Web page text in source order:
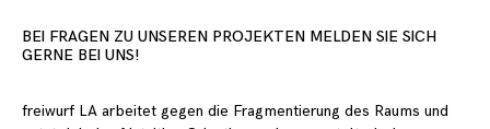
BEI FRAGEN ZU UNSEREN PROJEKTEN MELDEN SIE SICH
GERNE BEI UNS!
freiwurf LA arbeitet gegen die Fragmentierung des Raums und